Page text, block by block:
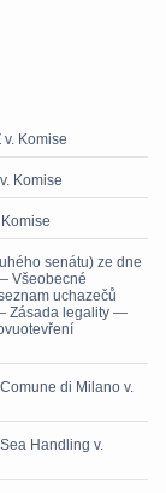
Komise
Komise
senátu) ze dne
Všeobecné
uchazečů
Zásada legality —
di Milano v.
Handling v.